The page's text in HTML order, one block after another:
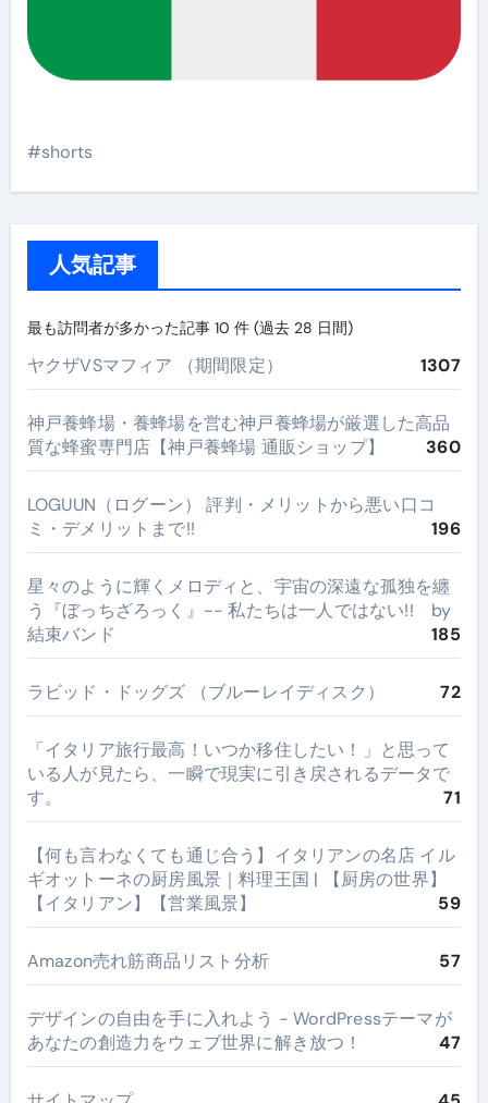
#shorts
人気記事
最も訪問者が多かった記事 10 件 (過去 28 日間)
ヤクザVSマフィア （期間限定） 1307
神戸養蜂場・養蜂場を営む神戸養蜂場が厳選した高品
質な蜂蜜専門店【神戸養蜂場 通販ショップ】
360
LOGUUN（ログーン） 評判・メリットから悪い口コ
ミ・デメリットまで!!
196
星々のように輝くメロディと、宇宙の深遠な孤独を纏
う『ぼっちざろっく』-- 私たちは一人ではない!! by
結束バンド
185
ラビッド・ドッグズ （ブルーレイディスク） 72
​「イタリア旅行最高！いつか移住したい！」と思って
いる人が見たら、一瞬で現実に引き戻されるデータで
す。
71
【何も言わなくても通じ合う】イタリアンの名店 イル
ギオットーネの厨房風景｜料理王国 | 【厨房の世界】
【イタリアン】【営業風景】
59
Amazon売れ筋商品リスト分析 57
デザインの自由を手に入れよう - WordPressテーマが
あなたの創造力をウェブ世界に解き放つ！
47